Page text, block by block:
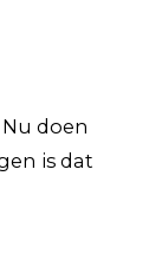
doen
is dat